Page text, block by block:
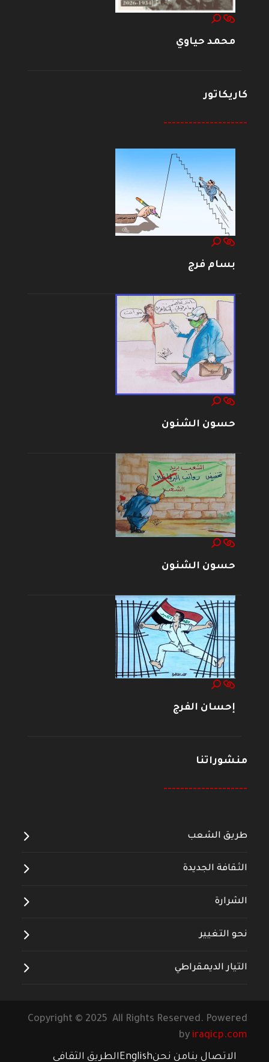
محمد حياوي
كاريكاتور
--------------------
بسام فرج
حسون الشنون
حسون الشنون
إحسان الفرج
منشوراتنا
--------------------
طريق الشعب
الثقافة الجديدة
الشرارة
نحو التغيير
التيار الديمقراطي
Copyright © 2025 All Rights Reserved. Powered
by iraqicp.com
الاتصال بنامن نحنEnglishالطريق الثقافي